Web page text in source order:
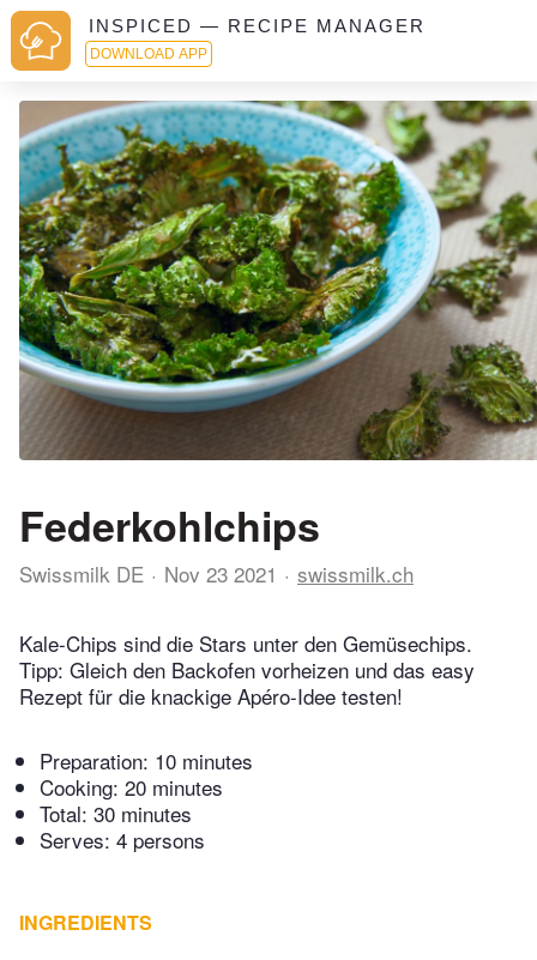
INSPICED — RECIPE MANAGER
DOWNLOAD APP
Federkohlchips
Swissmilk DE Nov 23 2021 swissmilk.ch
Kale-Chips sind die Stars unter den Gemüsechips.
Tipp: Gleich den Backofen vorheizen und das easy
Rezept für die knackige Apéro-Idee testen!
Preparation: 10 minutes
Cooking: 20 minutes
Total: 30 minutes
Serves: 4 persons
INGREDIENTS